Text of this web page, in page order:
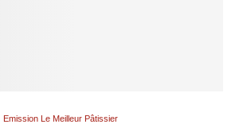
Emission Le Meilleur Pâtissier